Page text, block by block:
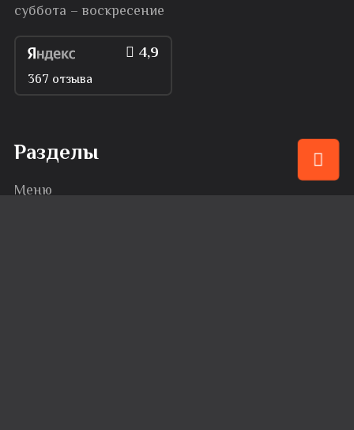
суббота – воскресение
4,9
367 отзыва
Разделы
Меню